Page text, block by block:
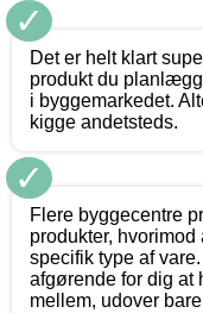
✓
Det er helt klart
produkt du
i byggemarkedet.
kigge andetsteds.
✓
Flere byggecentre
produkter,
specifik type af
afgørende for dig at
mellem, udover